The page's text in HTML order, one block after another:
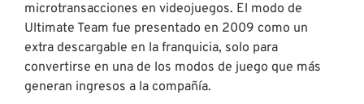
microtransacciones en videojuegos. El modo de
Ultimate Team fue presentado en 2009 como un
extra descargable en la franquicia, solo para
convertirse en una de los modos de juego que más
generan ingresos a la compañía.